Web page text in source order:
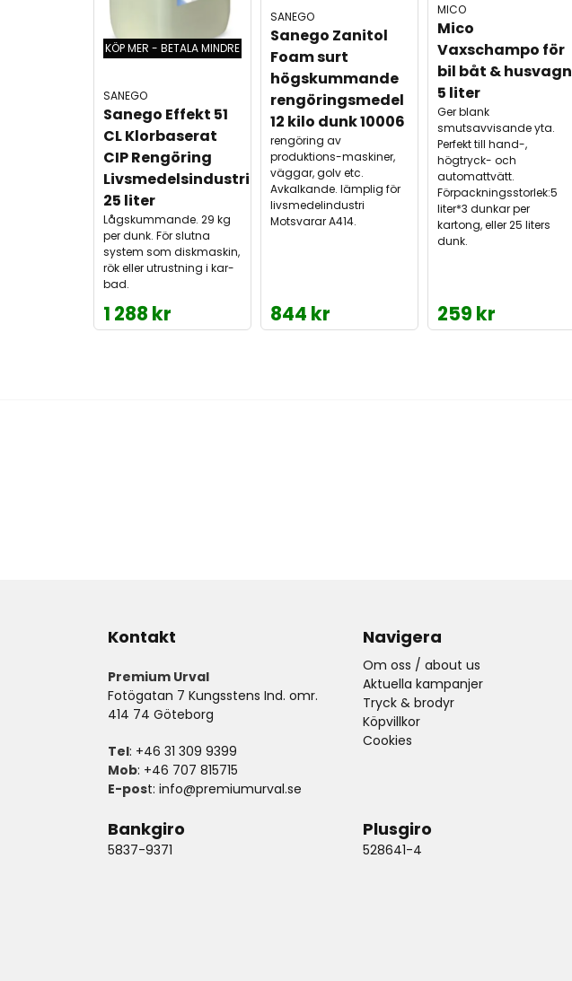
KÖP MER - BETALA MINDRE
SANEGO
Sanego Effekt 51
CL Klorbaserat
CIP Rengöring
Livsmedelsindustri
25 liter
Lågskummande. 29 kg
per dunk. För slutna
system som diskmaskin,
rök eller utrustning i kar-
bad.
1 288 kr
SANEGO
Sanego Zanitol
Foam surt
högskummande
rengöringsmedel
12 kilo dunk 10006
rengöring av
produktions-maskiner,
väggar, golv etc.
Avkalkande. lämplig för
livsmedelindustri
Motsvarar A414.
844 kr
MICO
Mico
Vaxschampo för
bil båt & husvagn
5 liter
Ger blank
smutsavvisande yta.
Perfekt till hand-,
högtryck- och
automattvätt.
Förpackningsstorlek:5
liter*3 dunkar per
kartong, eller 25 liters
dunk.
259 kr
Kontakt
Premium Urval
Fotögatan 7 Kungsstens Ind. omr.
414 74 Göteborg
Tel: +46 31 309 9399
Mob: +46 707 815715
E-post: info@premiumurval.se
Navigera
Om oss / about us
Aktuella kampanjer
Tryck & brodyr
Köpvillkor
Cookies
Bankgiro
5837-9371
Plusgiro
528641-4